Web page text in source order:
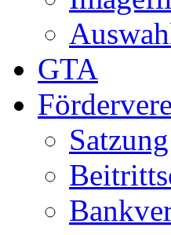
GTA
Satzung